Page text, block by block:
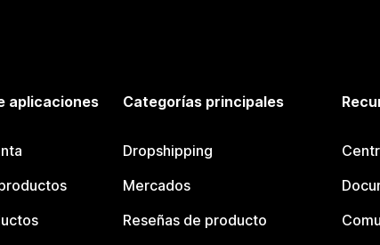
aplicaciones Categorías principales
Dropshipping
Mercados
Reseñas de producto